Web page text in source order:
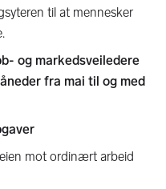
til at mennesker
og markedsveiledere
fra mai til og med
mot ordinært arbeid